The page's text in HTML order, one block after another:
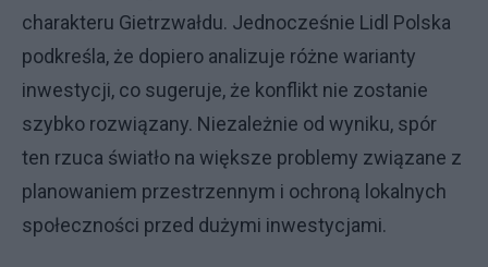
charakteru Gietrzwałdu. Jednocześnie Lidl Polska
podkreśla, że dopiero analizuje różne warianty
inwestycji, co sugeruje, że konflikt nie zostanie
szybko rozwiązany. Niezależnie od wyniku, spór
ten rzuca światło na większe problemy związane z
planowaniem przestrzennym i ochroną lokalnych
społeczności przed dużymi inwestycjami.